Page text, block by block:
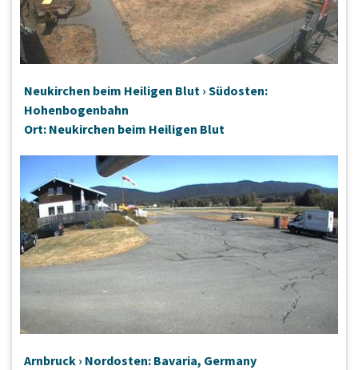
Neukirchen beim Heiligen Blut › Südosten:
Hohenbogenbahn
Ort: Neukirchen beim Heiligen Blut
Arnbruck › Nordosten: Bavaria, Germany